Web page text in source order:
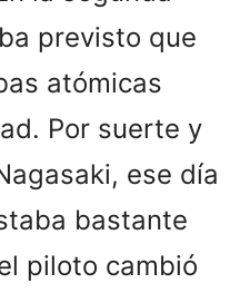
previsto que
atómicas
Por suerte y
ese día
bastante
piloto cambió